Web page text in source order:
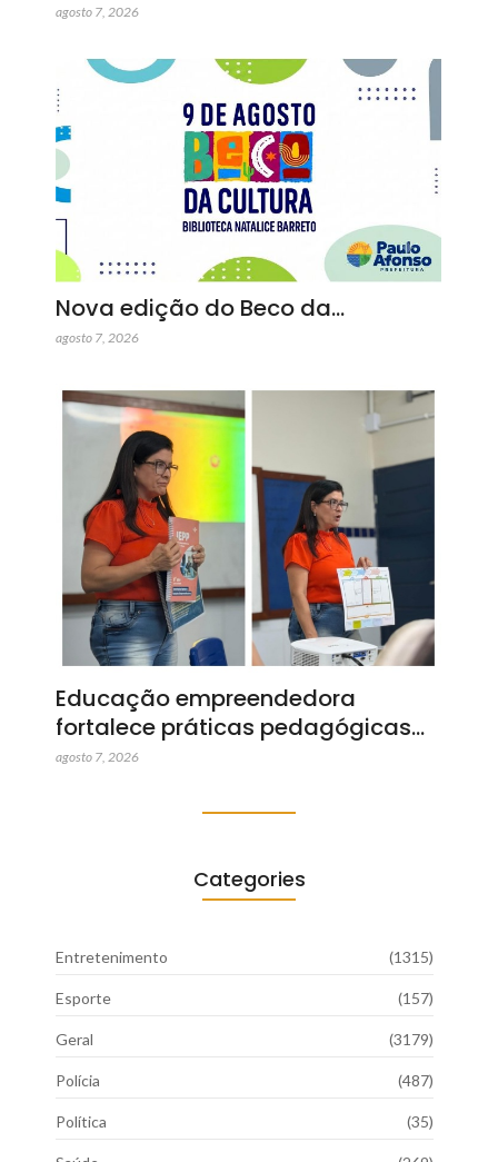
agosto 7, 2026
Nova edição do Beco da…
agosto 7, 2026
Educação empreendedora
fortalece práticas pedagógicas…
agosto 7, 2026
Categories
Entretenimento (1315)
Esporte (157)
Geral (3179)
Polícia (487)
Política (35)